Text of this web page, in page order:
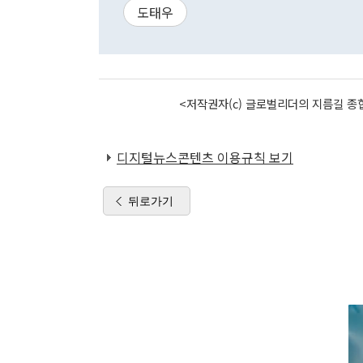
도태우
<저작권자(c) 글로벌리더의 지름길
디지털뉴스콘텐츠 이용규칙 보기
뒤로가기